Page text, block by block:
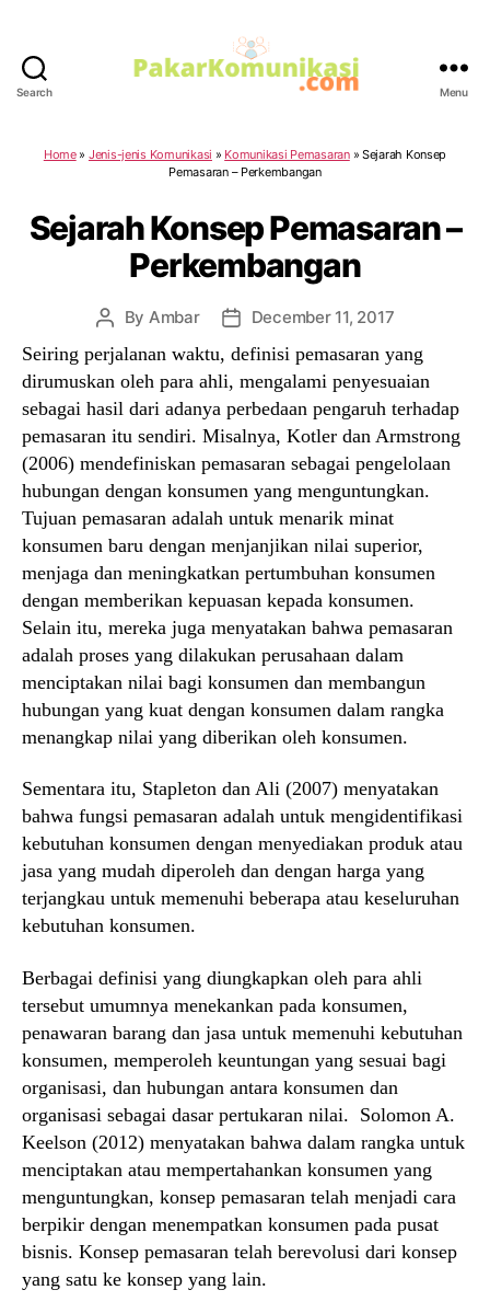
Search Menu
Home» Jenis-jenis Komunikasi » Komunikasi Pemasaran» Sejarah Konsep
Pemasaran – Perkembangan
Sejarah Konsep Pemasaran –
Perkembangan
Post
author
By Ambar
Post
date
December 11, 2017
Seiring perjalanan waktu, definisi pemasaran yang
dirumuskan oleh para ahli, mengalami penyesuaian
sebagai hasil dari adanya perbedaan pengaruh terhadap
pemasaran itu sendiri. Misalnya, Kotler dan Armstrong
(2006) mendefiniskan pemasaran sebagai pengelolaan
hubungan dengan konsumen yang menguntungkan.
Tujuan pemasaran adalah untuk menarik minat
konsumen baru dengan menjanjikan nilai superior,
menjaga dan meningkatkan pertumbuhan konsumen
dengan memberikan kepuasan kepada konsumen.
Selain itu, mereka juga menyatakan bahwa pemasaran
adalah proses yang dilakukan perusahaan dalam
menciptakan nilai bagi konsumen dan membangun
hubungan yang kuat dengan konsumen dalam rangka
menangkap nilai yang diberikan oleh konsumen.
Sementara itu, Stapleton dan Ali (2007) menyatakan
bahwa fungsi pemasaran adalah untuk mengidentifikasi
kebutuhan konsumen dengan menyediakan produk atau
jasa yang mudah diperoleh dan dengan harga yang
terjangkau untuk memenuhi beberapa atau keseluruhan
kebutuhan konsumen.
Berbagai definisi yang diungkapkan oleh para ahli
tersebut umumnya menekankan pada konsumen,
penawaran barang dan jasa untuk memenuhi kebutuhan
konsumen, memperoleh keuntungan yang sesuai bagi
organisasi, dan hubungan antara konsumen dan
organisasi sebagai dasar pertukaran nilai. Solomon A.
Keelson (2012) menyatakan bahwa dalam rangka untuk
menciptakan atau mempertahankan konsumen yang
menguntungkan, konsep pemasaran telah menjadi cara
berpikir dengan menempatkan konsumen pada pusat
bisnis. Konsep pemasaran telah berevolusi dari konsep
yang satu ke konsep yang lain.